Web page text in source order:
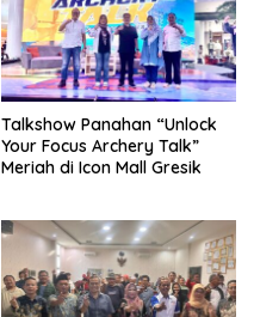
Talkshow Panahan “Unlock
Your Focus Archery Talk”
Meriah di Icon Mall Gresik